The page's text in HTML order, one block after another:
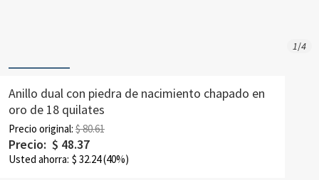
1/4
Anillo dual con piedra de nacimiento chapado en
oro de 18 quilates
Precio original: $ 80.61
Precio: $ 48.37
Usted ahorra: $ 32.24(40%)